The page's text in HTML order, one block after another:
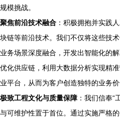
规模挑战。
聚焦前沿技术融合 ：积极拥抱并实践
块链等前沿技术。我们不仅将这些技
业务场景深度融合，开发出智能化的
优化供应链，利用大数据分析实现精
业平台，从而为客户创造独特的业务价
极致工程文化与质量保障 ：我们信奉“
与可维护性置于首位。通过实施严格